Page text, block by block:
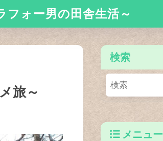
ォー男の田舎生活～
旅～
検索
メニュー